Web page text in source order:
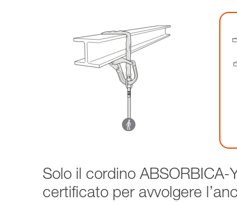
Solo il cordino
certificato per avvolgere